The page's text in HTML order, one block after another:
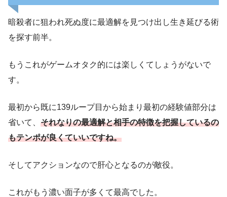
暗殺者に狙われ死ぬ度に最適解を見つけ出し生き延びる術
を探す前半。
もうこれがゲームオタク的には楽しくてしょうがないで
す。
最初から既に139ループ目から始まり最初の経験値部分は
省いて、 それなりの最適解と相手の特徴を把握しているの
もテンポが良くていいですね。
そしてアクションなので肝心となるのが敵役。
これがもう濃い面子が多くて最高でした。